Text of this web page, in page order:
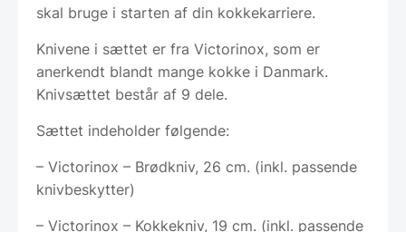
skal bruge i starten af din kokkekarriere.
Knivene i sættet er fra Victorinox, som er
anerkendt blandt mange kokke i Danmark.
Knivsættet består af 9 dele.
Sættet indeholder følgende:
– Victorinox – Brødkniv, 26 cm. (inkl. passende
knivbeskytter)
– Victorinox – Kokkekniv, 19 cm. (inkl. passende